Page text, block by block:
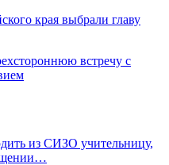
края выбрали главу
встречу с
из СИЗО учительницу,